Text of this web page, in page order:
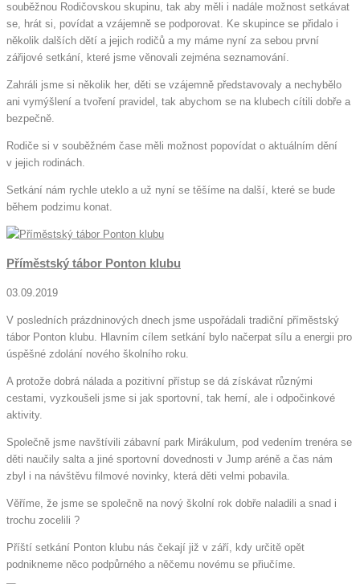
souběžnou Rodičovskou skupinu, tak aby měli i nadále možnost setkávat
se, hrát si, povídat a vzájemně se podporovat. Ke skupince se přidalo i
několik dalších dětí a jejich rodičů a my máme nyní za sebou první
zářijové setkání, které jsme věnovali zejména seznamování.
Zahráli jsme si několik her, děti se vzájemně představovaly a nechybělo
ani vymýšlení a tvoření pravidel, tak abychom se na klubech cítili dobře a
bezpečně.
Rodiče si v souběžném čase měli možnost popovídat o aktuálním dění
v jejich rodinách.
Setkání nám rychle uteklo a už nyní se těšíme na další, které se bude
během podzimu konat.
Příměstský tábor Ponton klubu
03.09.2019
V posledních prázdninových dnech jsme uspořádali tradiční příměstský
tábor Ponton klubu. Hlavním cílem setkání bylo načerpat sílu a energii pro
úspěšné zdolání nového školního roku.
A protože dobrá nálada a pozitivní přístup se dá získávat různými
cestami, vyzkoušeli jsme si jak sportovní, tak herní, ale i odpočinkové
aktivity.
Společně jsme navštívili zábavní park Mirákulum, pod vedením trenéra se
děti naučily salta a jiné sportovní dovednosti v Jump aréně a čas nám
zbyl i na návštěvu filmové novinky, která děti velmi pobavila.
Věříme, že jsme se společně na nový školní rok dobře naladili a snad i
trochu zocelili ?
Příští setkání Ponton klubu nás čekají již v září, kdy určitě opět
podnikneme něco podpůrného a něčemu novému se přiučíme.